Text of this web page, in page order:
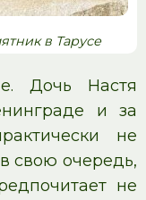
в Тарусе
Дочь Настя
и за
не
свою очередь,
не